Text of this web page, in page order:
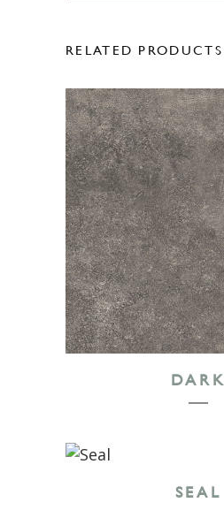
RELATED PRODUCTS
DARK
SEAL